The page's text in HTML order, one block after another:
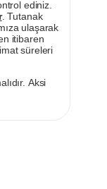
ediniz.
. Tutanak
ulaşarak
itibaren
süreleri
Aksi